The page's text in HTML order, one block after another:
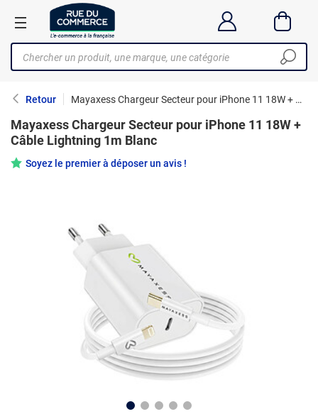
Retour Mayaxess Chargeur Secteur pour iPhone 11 18W + Câble Lightning 1m Blanc
Mayaxess Chargeur Secteur pour iPhone 11 18W +
Câble Lightning 1m Blanc
Soyez le premier à déposer un avis !